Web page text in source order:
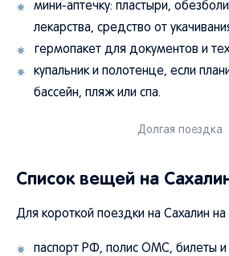
мини-аптечку: пластыри,
лекарства, средство от
гермопакет для документов и
купальник и полотенце, если
бассейн, пляж или спа.
Долгая поездка
Список вещей на
Для короткой поездки на Сахалин
паспорт РФ, полис ОМС, билеты и